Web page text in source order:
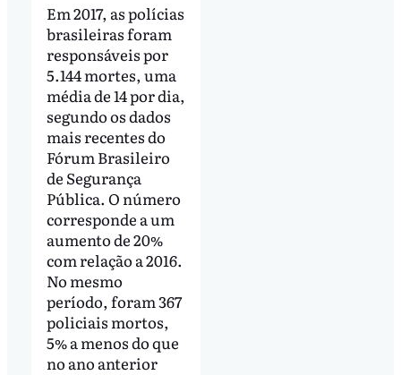
Em 2017, as polícias
brasileiras foram
responsáveis por
5.144 mortes, uma
média de 14 por dia,
segundo os dados
mais recentes do
Fórum Brasileiro
de Segurança
Pública. O número
corresponde a um
aumento de 20%
com relação a 2016.
No mesmo
período, foram 367
policiais mortos,
5% a menos do que
no ano anterior